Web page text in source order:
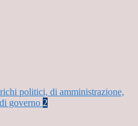
politici, di amministrazione,
governo 2